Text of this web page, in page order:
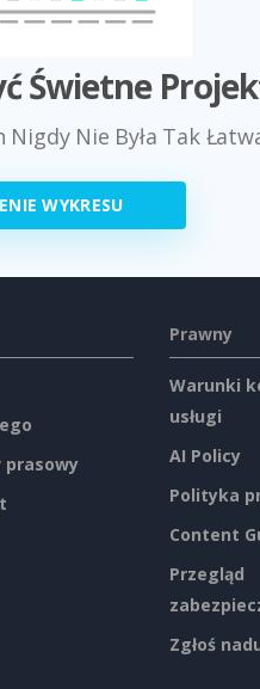
Świetne
Nie Była Tak
WYKRESU
prasowy
Prawny
Warunki
usługi
AI Policy
Polityka
Content
Przegląd
Zgłoś